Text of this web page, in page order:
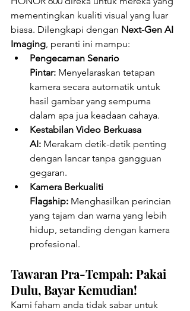
mementingkan kualiti visual yang luar
biasa. Dilengkapi dengan Next-Gen AI
Imaging, peranti ini mampu:
Pengecaman Senario
Pintar: Menyelaraskan tetapan
kamera secara automatik untuk
hasil gambar yang sempurna
dalam apa jua keadaan cahaya.
Kestabilan Video Berkuasa
AI: Merakam detik-detik penting
dengan lancar tanpa gangguan
gegaran.
Kamera Berkualiti
Flagship: Menghasilkan perincian
yang tajam dan warna yang lebih
hidup, setanding dengan kamera
profesional.
Tawaran Pra-Tempah: Pakai
Dulu, Bayar Kemudian!
Kami faham anda tidak sabar untuk